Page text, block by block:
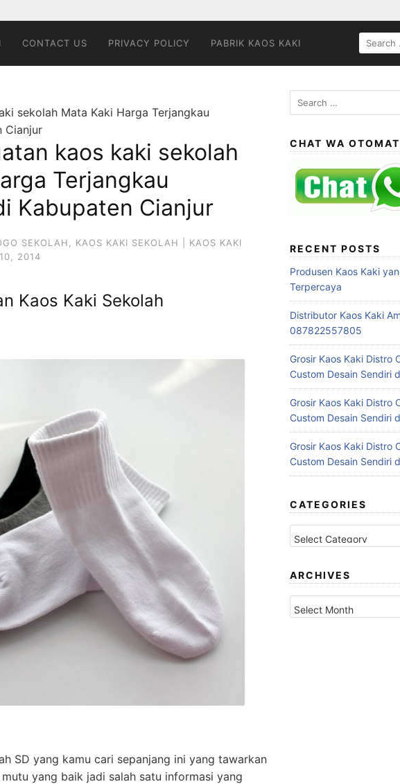
CONTACT US PRIVACY POLICY PABRIK KAOS KAKI
SEARCH
FOR:
sekolah Mata Kaki Harga Terjangkau
Cianjur
kaos kaki sekolah
Terjangkau
Kabupaten Cianjur
SEKOLAH
KAOS KAKI SEKOLAH | KAOS KAKI
2014
Kaos Kaki Sekolah
SD yang kamu cari sepanjang ini yang tawarkan
yang baik jadi salah satu informasi yang
Search
for:
CHAT WA
RECENT POSTS
Produsen Kaos Kaki
Terpercaya
Distributor Kaos Kaki
087822557805
Grosir Kaos Kaki Distro
Custom Desain Sendiri
Grosir Kaos Kaki Distro
Custom Desain Sendiri
Grosir Kaos Kaki Distro
Custom Desain Sendiri
CATEGORIES
Categories
ARCHIVES
Archives